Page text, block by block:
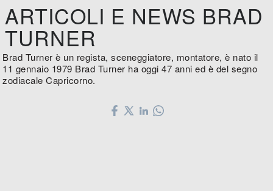
ARTICOLI E NEWS BRAD
TURNER
Brad Turner è un regista, sceneggiatore, montatore, è nato il
11 gennaio 1979 Brad Turner ha oggi 47 anni ed è del segno
zodiacale Capricorno.